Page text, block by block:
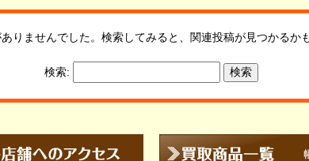
りませんでした。検索してみると、関連投稿が見つかるか
検索: